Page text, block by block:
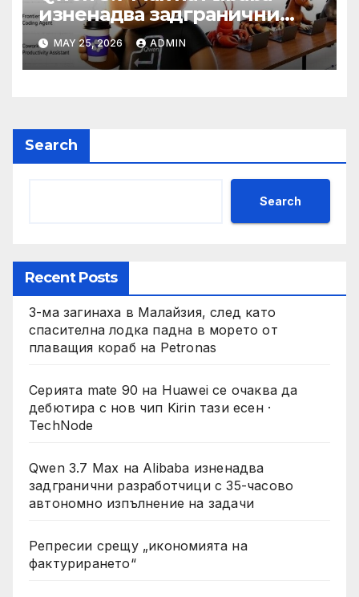
изненадва задгранични
разработчици с 35-часово
автономно изпълнение на
задачи
MAY 25, 2026 ADMIN
Search
Search
Recent Posts
3-ма загинаха в Малайзия, след като
спасителна лодка падна в морето от
плаващия кораб на Petronas
Серията mate 90 на Huawei се очаква да
дебютира с нов чип Kirin тази есен ·
TechNode
Qwen 3.7 Max на Alibaba изненадва
задгранични разработчици с 35-часово
автономно изпълнение на задачи
Репресии срещу „икономията на
фактурирането“